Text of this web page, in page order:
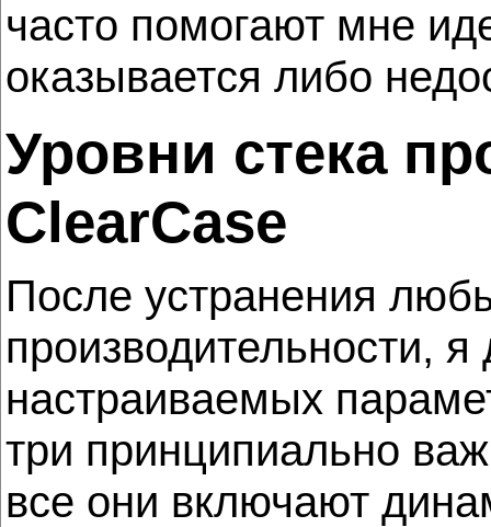
часто помогают мне
оказывается либо
Уровни стека
ClearCase
После устранения
производительности,
настраиваемых
три принципиально
все они включают